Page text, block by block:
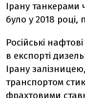
Ірану танкерами
було у 2018
Російські
в експорті
Ірану
транспортом
фрахтовими